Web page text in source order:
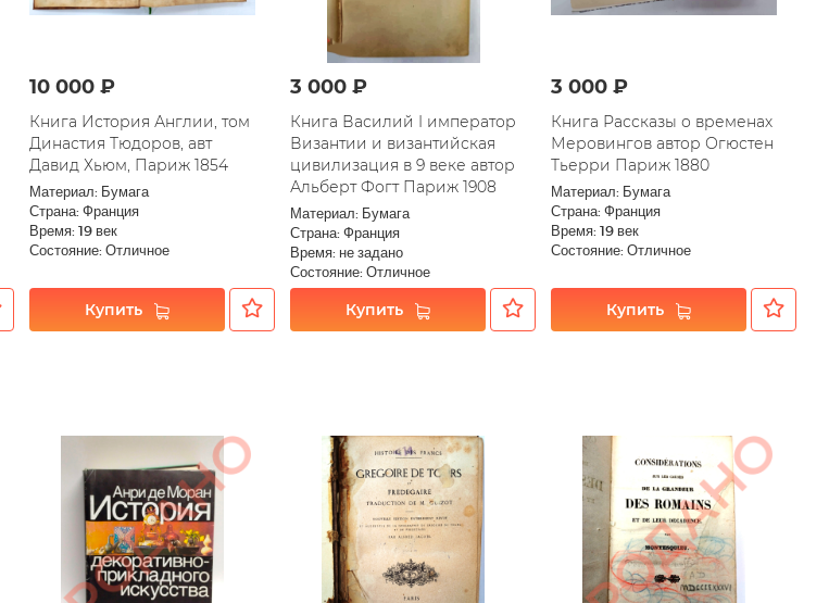
10 000 ₽
Книга История Англии, том
Династия Тюдоров, авт
Давид Хьюм, Париж 1854
Материал: Бумага
Страна: Франция
Время: 19 век
Состояние: Отличное
Купить
3 000 ₽
Книга Василий I император
Византии и византийская
цивилизация в 9 веке автор
Альберт Фогт Париж 1908
Материал: Бумага
Страна: Франция
Время: не задано
Состояние: Отличное
Купить
3 000 ₽
Книга Рассказы о временах
Меровингов автор Огюстен
Тьерри Париж 1880
Материал: Бумага
Страна: Франция
Время: 19 век
Состояние: Отличное
Купить